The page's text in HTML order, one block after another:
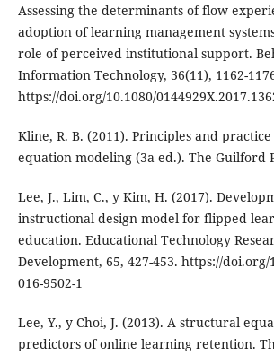
Assessing the determinants of flow
adoption of learning management
role of perceived institutional support.
Information Technology, 36(11), 1162-
https://doi.org/10.1080/
Kline, R. B. (2011). Principles and
equation modeling (3a ed.). The Guilford
Lee, J., Lim, C., y Kim, H. (2017).
instructional design model for flipped
education. Educational Technology
Development, 65, 427-453. https://doi.org/
016-9502-1
Lee, Y., y Choi, J. (2013). A structural
predictors of online learning retention.